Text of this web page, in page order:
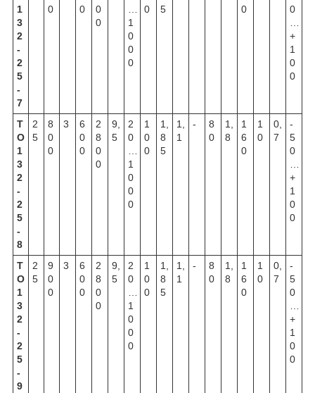
1
3
2
-
2
5
-
7
0
0
0
0
…
1
0
0
0
0
5
0
0
…
+
1
0
0
Т
О
1
3
2
-
2
5
-
8
2
5
8
0
0
3
6
0
0
2
8
0
0
9,
5
2
0
…
1
0
0
0
1
0
0
1,
8
5
1,
1
-
8
0
1,
8
1
6
0
1
0
0,
7
-
5
0
…
+
1
0
0
Т
О
1
3
2
-
2
5
-
9
2
5
9
0
0
3
6
0
0
2
8
0
0
9,
5
2
0
…
1
0
0
0
1
0
0
1,
8
5
1,
1
-
8
0
1,
8
1
6
0
1
0
0,
7
-
5
0
…
+
1
0
0